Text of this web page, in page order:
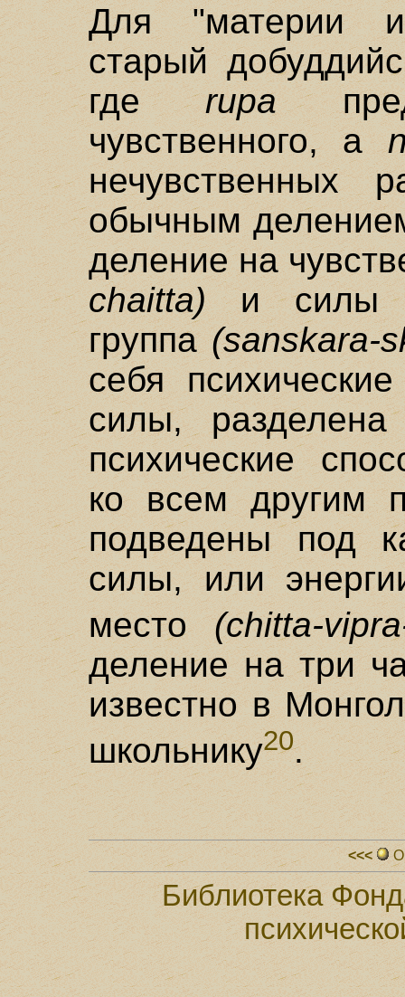
Для "материи и
старый
гдеrupa
чувственного, а
нечувственных
обычным
деление на
chaitta)и
группа(sanskara-
себя
силы,
психические
ко всем другим
подведены под
силы, или
место(chitta-
деление на три
известно в
школьнику20.
<<<
Библиотека